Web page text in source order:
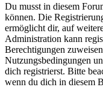
Du musst in diesem
können. Die
ermöglicht dir, auf
Administration kann
Berechtigungen
Nutzungsbedingungen
dich registrierst. Bitte
wenn du dich in diesem